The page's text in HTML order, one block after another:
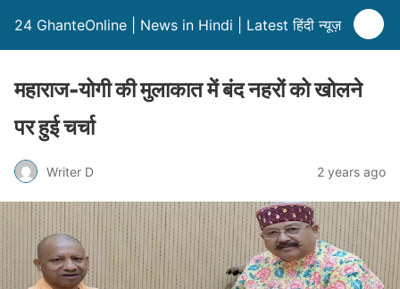
24 GhanteOnline | News in Hindi | Latest हिंदी न्यूज़
महाराज-योगी की मुलाकात में बंद नहरों को खोलने
पर हुई चर्चा
Writer D 2 years ago